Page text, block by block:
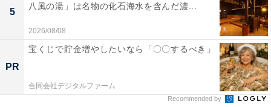
5
八風の湯」は名物の化石海水を含んだ濃...
2026/08/08
PR
宝くじで貯金増やしたいなら「〇〇するべき」
合同会社デジタルファーム
Recommended by